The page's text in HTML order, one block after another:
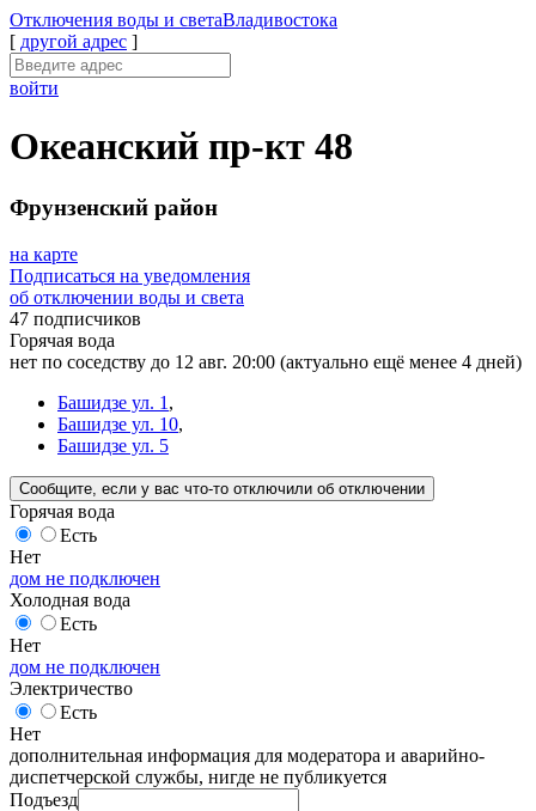
Отключения воды и светаВладивостока
[ другой адрес ]
войти
Океанский пр-кт 48
Фрунзенский район
на карте
Подписаться на уведомления
об отключении воды и света
47 подписчиков
Горячая вода
нет по соседству до 12 авг. 20:00 (актуально ещё менее 4 дней)
Башидзе ул. 1 ,
Башидзе ул. 10,
Башидзе ул. 5
Сообщите , если у вас что-то отключили об отключении
Горячая вода
Есть
Нет
дом не подключен
Холодная вода
Есть
Нет
дом не подключен
Электричество
Есть
Нет
дополнительная информация для модератора и аварийно-
диспетчерской службы, нигде не публикуется
Подъезд